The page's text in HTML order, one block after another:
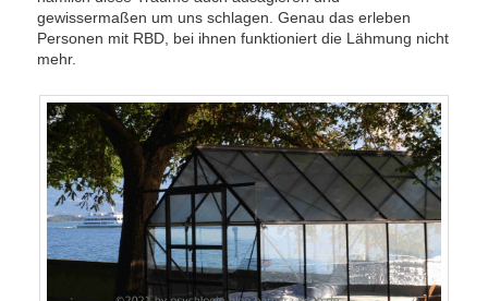
gewissermaßen um uns schlagen. Genau das erleben
Personen mit RBD, bei ihnen funktioniert die Lähmung nicht
mehr.